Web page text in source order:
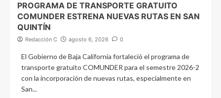
PROGRAMA DE TRANSPORTE GRATUITO
COMUNDER ESTRENA NUEVAS RUTAS EN SAN
QUINTÍN
Redacción C agosto 6, 2026 0
El Gobierno de Baja California fortaleció el programa de
transporte gratuito COMUNDER para el semestre 2026-2
con la incorporación de nuevas rutas, especialmente en
San...